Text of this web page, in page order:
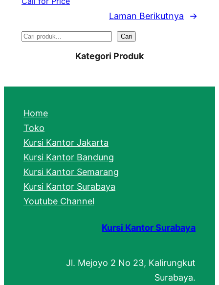
Laman Berikutnya →
S
r
h
Cari
Kategori Produk
Home
Toko
Kursi Kantor Jakarta
Kursi Kantor Bandung
Kursi Kantor Semarang
Kursi Kantor Surabaya
Youtube Channel
Kursi Kantor Surabaya
Jl. Mejoyo 2 No 23, Kalirungkut
Surabaya.